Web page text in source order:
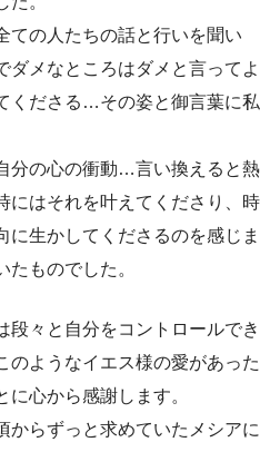
ての人たちの話と行いを聞い
ダメなところはダメと言ってよ
くださる…その姿と御言葉に私
分の心の衝動…言い換えると熱
にはそれを叶えてくださり、時
に生かしてくださるのを感じま
ものでした。
段々と自分をコントロールでき
のようなイエス様の愛があった
心から感謝します。
からずっと求めていたメシアに